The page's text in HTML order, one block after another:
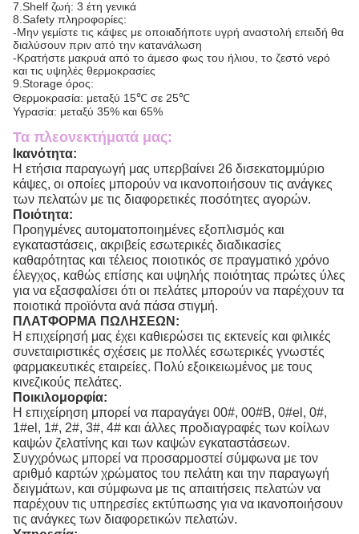
7.Shelf ζωή: 3 έτη γενικά
8.Safety πληροφορίες:
-Μην γεμίστε τις κάψες με οποιαδήποτε υγρή αναστολή επειδή θα
διαλύσουν πριν από την κατανάλωση
-Κρατήστε μακρυά από το άμεσο φως του ήλιου, το ζεστό νερό
και τις υψηλές θερμοκρασίες
9.Storage όρος:
Θερμοκρασία: μεταξύ 15℃ σε 25℃
Υγρασία: μεταξύ 35% και 65%
Τα πλεονεκτήματά μας:
Ικανότητα:
Η ετήσια παραγωγή μας υπερβαίνει 26 δισεκατομμύριο
κάψες, οι οποίες μπορούν να ικανοποιήσουν τις ανάγκες
των πελατών με τις διαφορετικές ποσότητες αγορών.
Ποιότητα:
Προηγμένες αυτοματοποιημένες εξοπλισμός και
εγκαταστάσεις, ακριβείς εσωτερικές διαδικασίες
καθαρότητας και τέλειος ποιοτικός σε πραγματικό χρόνο
έλεγχος, καθώς επίσης και υψηλής ποιότητας πρώτες ύλες
για να εξασφαλίσει ότι οι πελάτες μπορούν να παρέχουν τα
ποιοτικά προϊόντα ανά πάσα στιγμή.
ΠΛΑΤΦΟΡΜΑ ΠΩΛΗΣΕΩΝ:
Η επιχείρησή μας έχει καθιερώσει τις εκτενείς και φιλικές
συνεταιριστικές σχέσεις με πολλές εσωτερικές γνωστές
φαρμακευτικές εταιρείες. Πολύ εξοικειωμένος με τους
κινεζικούς πελάτες.
Ποικιλομορφία:
Η επιχείρηση μπορεί να παραγάγει 00#, 00#B, 0#el, 0#,
1#el, 1#, 2#, 3#, 4# και άλλες προδιαγραφές των κοίλων
καψών ζελατίνης και των καψών εγκαταστάσεων.
Συγχρόνως μπορεί να προσαρμοστεί σύμφωνα με τον
αριθμό καρτών χρώματος του πελάτη και την παραγωγή
δειγμάτων, και σύμφωνα με τις απαιτήσεις πελατών να
παρέχουν τις υπηρεσίες εκτύπωσης για να ικανοποιήσουν
τις ανάγκες των διαφορετικών πελατών.